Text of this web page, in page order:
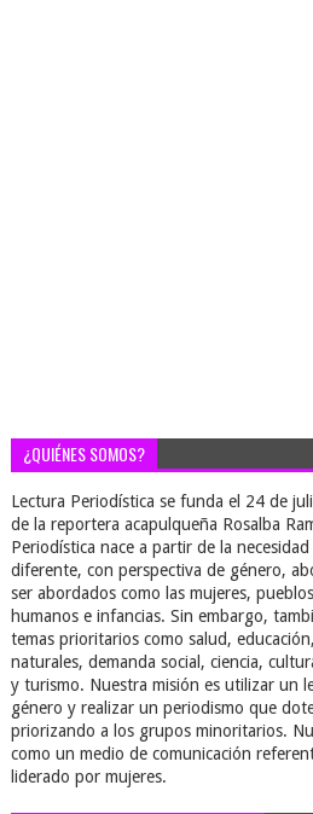
¿QUIÉNES SOMOS?
Lectura Periodística se funda el 24 de
de la reportera acapulqueña Rosalba
Periodística nace a partir de la
diferente, con perspectiva de género,
ser abordados como las mujeres,
humanos e infancias. Sin embargo,
temas prioritarios como salud,
naturales, demanda social, ciencia,
y turismo. Nuestra misión es utilizar un
género y realizar un periodismo que
priorizando a los grupos minoritarios.
como un medio de comunicación
liderado por mujeres.